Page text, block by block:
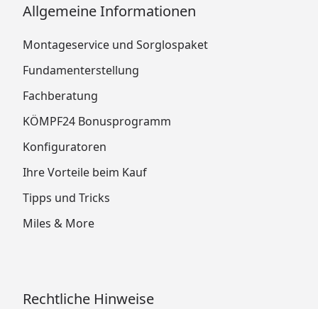
Allgemeine Informationen
Montageservice und Sorglospaket
Fundamenterstellung
Fachberatung
KÖMPF24 Bonusprogramm
Konfiguratoren
Ihre Vorteile beim Kauf
Tipps und Tricks
Miles & More
Rechtliche Hinweise